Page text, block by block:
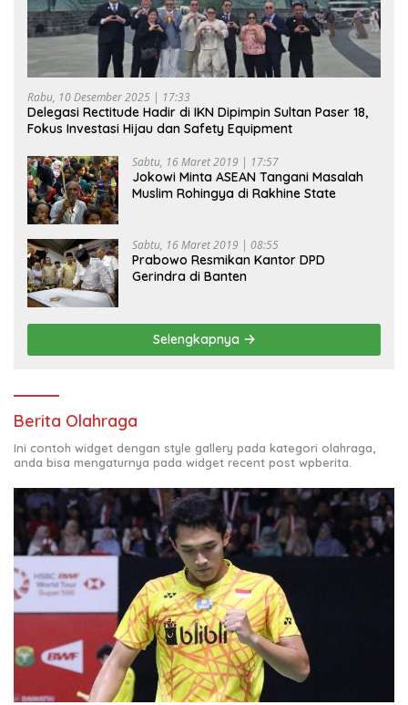
Rabu, 10 Desember 2025 | 17:33
Delegasi Rectitude Hadir di IKN Dipimpin Sultan Paser 18,
Fokus Investasi Hijau dan Safety Equipment
Sabtu, 16 Maret 2019 | 17:57
Jokowi Minta ASEAN Tangani Masalah
Muslim Rohingya di Rakhine State
Sabtu, 16 Maret 2019 | 08:55
Prabowo Resmikan Kantor DPD
Gerindra di Banten
Selengkapnya
Berita Olahraga
Ini contoh widget dengan style gallery pada kategori olahraga,
anda bisa mengaturnya pada widget recent post wpberita.